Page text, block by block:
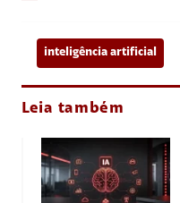
inteligência artificial
Leia também